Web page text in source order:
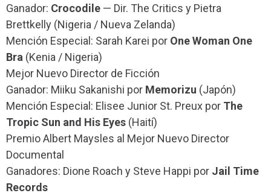
Ganador: Crocodile — Dir. The Critics y Pietra
Brettkelly (Nigeria / Nueva Zelanda)
Mención Especial: Sarah Karei por One Woman One
Bra (Kenia / Nigeria)
Mejor Nuevo Director de Ficción
Ganador: Miiku Sakanishi por Memorizu (Japón)
Mención Especial: Elisee Junior St. Preux por The
Tropic Sun and His Eyes (Haití)
Premio Albert Maysles al Mejor Nuevo Director
Documental
Ganadores: Dione Roach y Steve Happi por Jail Time
Records